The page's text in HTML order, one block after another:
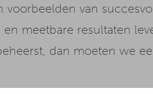
voorbeelden van
meetbare resultaten
dan moeten we